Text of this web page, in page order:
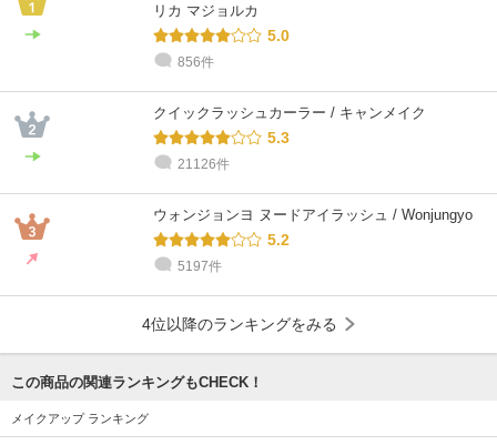
リカ マジョルカ
5.0
856件
クイックラッシュカーラー / キャンメイク
5.3
21126件
ウォンジョンヨ ヌードアイラッシュ / Wonjungyo
5.2
5197件
4位以降のランキングをみる
この商品の関連ランキングもCHECK！
メイクアップ ランキング